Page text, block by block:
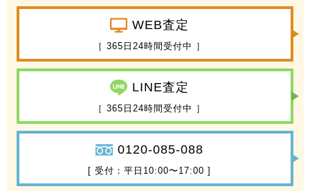
WEB査定
［ 365日24時間受付中 ］
LINE査定
［ 365日24時間受付中 ］
0120-085-088
[ 受付：平日10:00〜17:00 ]